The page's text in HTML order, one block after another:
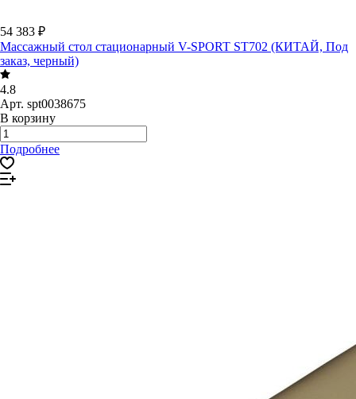
54 383 ₽
Массажный стол стационарный V-SPORT ST702 (КИТАЙ, Под
заказ, черный)
4.8
Арт. spt0038675
В корзину
Подробнее